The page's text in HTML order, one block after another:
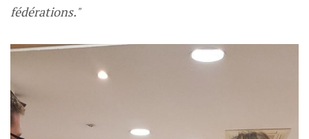
fédérations."